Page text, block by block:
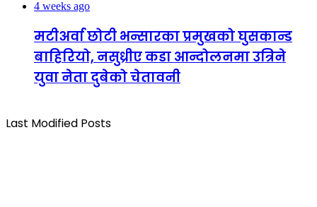
4 weeks ago
मटीअर्वा छोटी भन्सारका प्रमुखको घुसकान्ड
बाहिरियो, नसुध्रीए कडा आन्दोलनमा उत्रिने
युवा नेता दुबेको चेतावनी
Last Modified Posts